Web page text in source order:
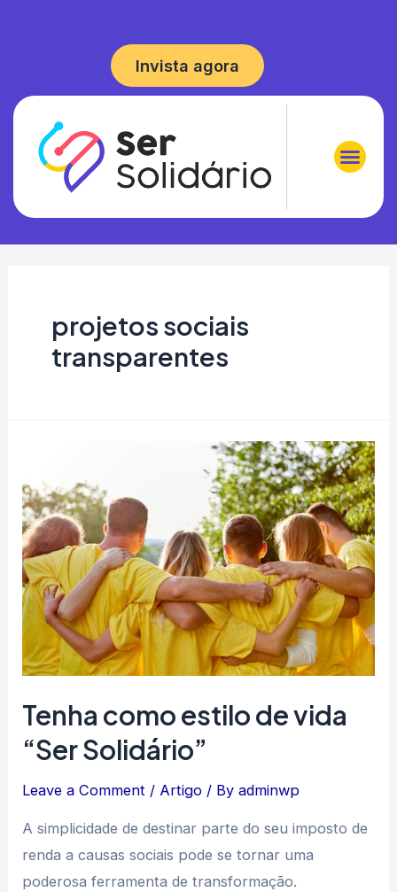
Invista agora
projetos sociais
transparentes
Tenha como estilo de vida
“Ser Solidário”
Leave a Comment / Artigo / Byadminwp
A simplicidade de destinar parte do seu imposto de
renda a causas sociais pode se tornar uma
poderosa ferramenta de transformação.